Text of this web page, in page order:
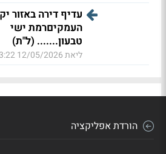
עדיף דירה באזור
העמקיםרמת ישי
טבעון....... (ל"ת)
ליאת12/05/2026 23:22
הורדת אפליקציה